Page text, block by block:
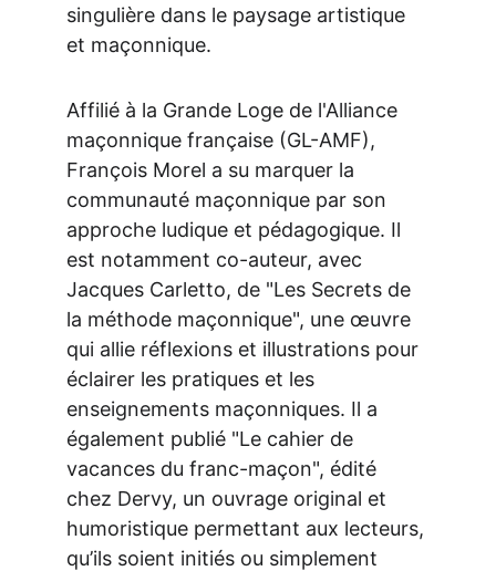
singulière dans le paysage artistique
et maçonnique.
Affilié à la Grande Loge de l'Alliance
maçonnique française (GL-AMF),
François Morel a su marquer la
communauté maçonnique par son
approche ludique et pédagogique. Il
est notamment co-auteur, avec
Jacques Carletto, de "Les Secrets de
la méthode maçonnique", une œuvre
qui allie réflexions et illustrations pour
éclairer les pratiques et les
enseignements maçonniques. Il a
également publié "Le cahier de
vacances du franc-maçon", édité
chez Dervy, un ouvrage original et
humoristique permettant aux lecteurs,
qu’ils soient initiés ou simplement